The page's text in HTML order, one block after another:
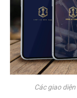
Các giao diện